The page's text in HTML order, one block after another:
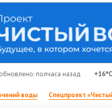
обновлено: полчаса назад +16°C
воды Спецпроект